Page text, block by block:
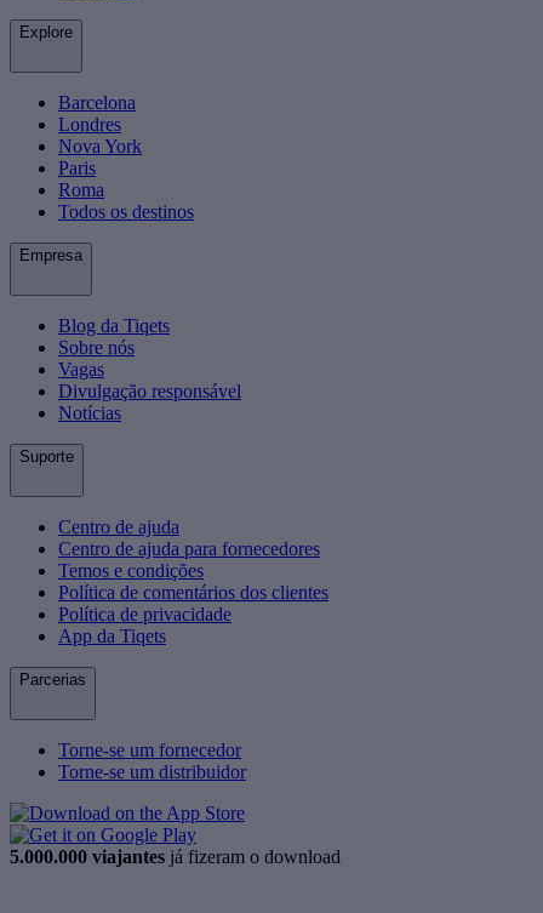
Explore
Barcelona
Londres
Nova York
Paris
Roma
Todos os destinos
Empresa
Blog da Tiqets
Sobre nós
Vagas
Divulgação responsável
Notícias
Suporte
Centro de ajuda
Centro de ajuda para fornecedores
Temos e condições
Política de comentários dos clientes
Política de privacidade
App da Tiqets
Parcerias
Torne-se um fornecedor
Torne-se um distribuidor
5.000.000 viajantes já fizeram o download